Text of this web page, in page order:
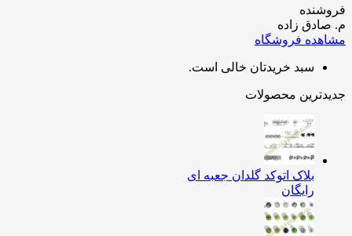
زاده
فروشگاه
سبد خریدتان خالی است.
محصولات
بلاک اتوکد گلدان جعبه ای
رایگان